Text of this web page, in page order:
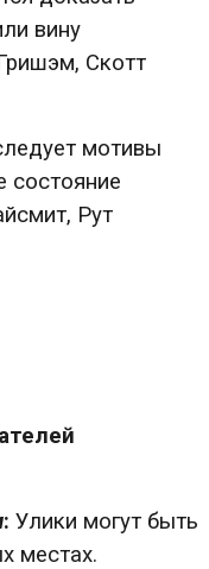
вину
Скотт
мотивы
состояние
Рут
: Улики могут быть
местах.